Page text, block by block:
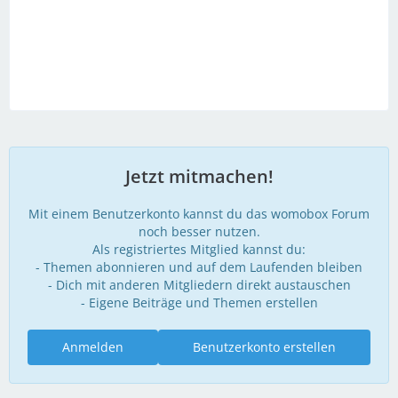
Jetzt mitmachen!
Mit einem Benutzerkonto kannst du das womobox Forum
noch besser nutzen.
Als registriertes Mitglied kannst du:
- Themen abonnieren und auf dem Laufenden bleiben
- Dich mit anderen Mitgliedern direkt austauschen
- Eigene Beiträge und Themen erstellen
Benutzerkonto erstellen
Anmelden